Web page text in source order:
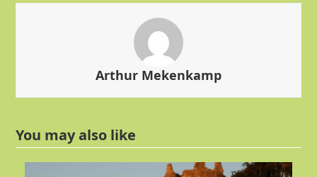
Arthur Mekenkamp
You may also like